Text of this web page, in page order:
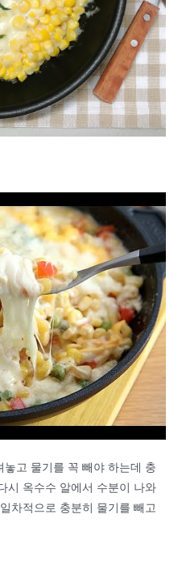
고 물기를 꼭 빼야 하는데 충
시 옥수수 알에서 수분이 나와
차적으로 충분히 물기를 빼고